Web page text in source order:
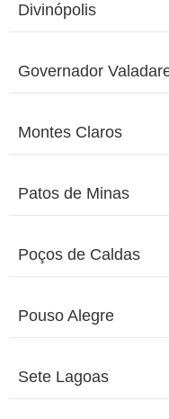
Divinópolis
Governador
Montes Claros
Patos de Minas
Poços de Caldas
Pouso Alegre
Sete Lagoas